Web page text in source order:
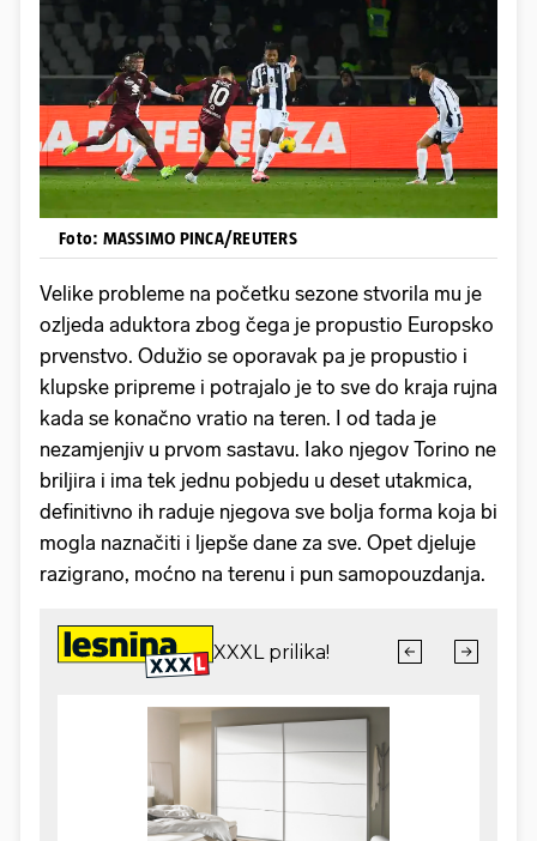
Foto: MASSIMO PINCA/REUTERS
Velike probleme na početku sezone stvorila mu je
ozljeda aduktora zbog čega je propustio Europsko
prvenstvo. Odužio se oporavak pa je propustio i
klupske pripreme i potrajalo je to sve do kraja rujna
kada se konačno vratio na teren. I od tada je
nezamjenjiv u prvom sastavu. Iako njegov Torino ne
briljira i ima tek jednu pobjedu u deset utakmica,
definitivno ih raduje njegova sve bolja forma koja bi
mogla naznačiti i ljepše dane za sve. Opet djeluje
razigrano, moćno na terenu i pun samopouzdanja.